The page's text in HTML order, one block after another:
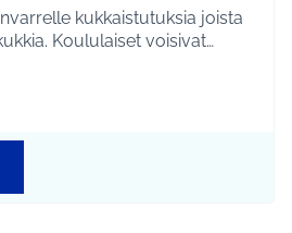
kukkaistutuksia joista
Koululaiset voisivat…
mukaan: Hyrylä
teeman mukaan: Ympäristö